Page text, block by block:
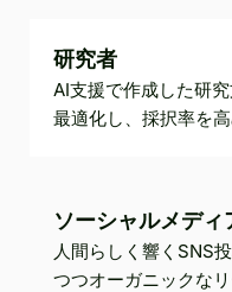
研究者
AI支援で作成した研
最適化し、採択率を高
ソーシャルメデ
人間らしく響くSNS
つつオーガニックな